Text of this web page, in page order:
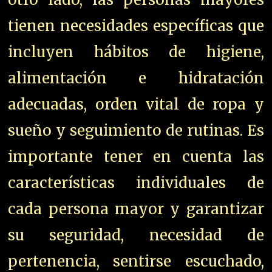
tienen necesidades específicas que
incluyen hábitos de higiene,
alimentación e hidratación
adecuadas, orden vital de ropa y
sueño y seguimiento de rutinas. Es
importante tener en cuenta las
características individuales de
cada persona mayor y garantizar
su seguridad, necesidad de
pertenencia, sentirse escuchado,